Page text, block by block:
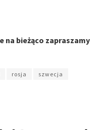
na bieżąco zapraszamy
rosja szwecja